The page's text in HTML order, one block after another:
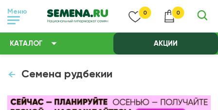
Меню 0 0
КАТАЛОГ АКЦИИ
Семена рудбекии